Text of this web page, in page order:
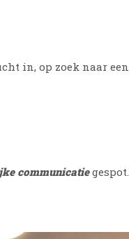
in, op zoek naar een
communicatiegespot.